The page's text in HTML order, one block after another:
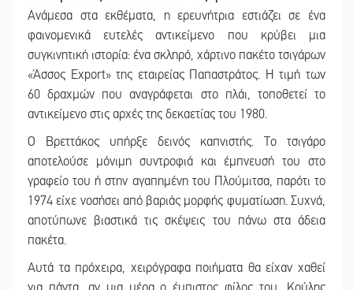
Ανάμεσα στα εκθέματα, η ερευνήτρια εστιάζει σε ένα
φαινομενικά ευτελές αντικείμενο που κρύβει μια
συγκινητική ιστορία: ένα σκληρό, χάρτινο πακέτο τσιγάρων
«Άσσος Export» της εταιρείας Παπαστράτος. Η τιμή των
60 δραχμών που αναγράφεται στο πλάι, τοποθετεί το
αντικείμενο στις αρχές της δεκαετίας του 1980.
Ο Βρεττάκος υπήρξε δεινός καπνιστής. Το τσιγάρο
αποτελούσε μόνιμη συντροφιά και έμπνευσή του στο
γραφείο του ή στην αγαπημένη του Πλούμιτσα, παρότι το
1974 είχε νοσήσει από βαριάς μορφής φυματίωση. Συχνά,
αποτύπωνε βιαστικά τις σκέψεις του πάνω στα άδεια
πακέτα.
Αυτά τα πρόχειρα, χειρόγραφα ποιήματα θα είχαν χαθεί